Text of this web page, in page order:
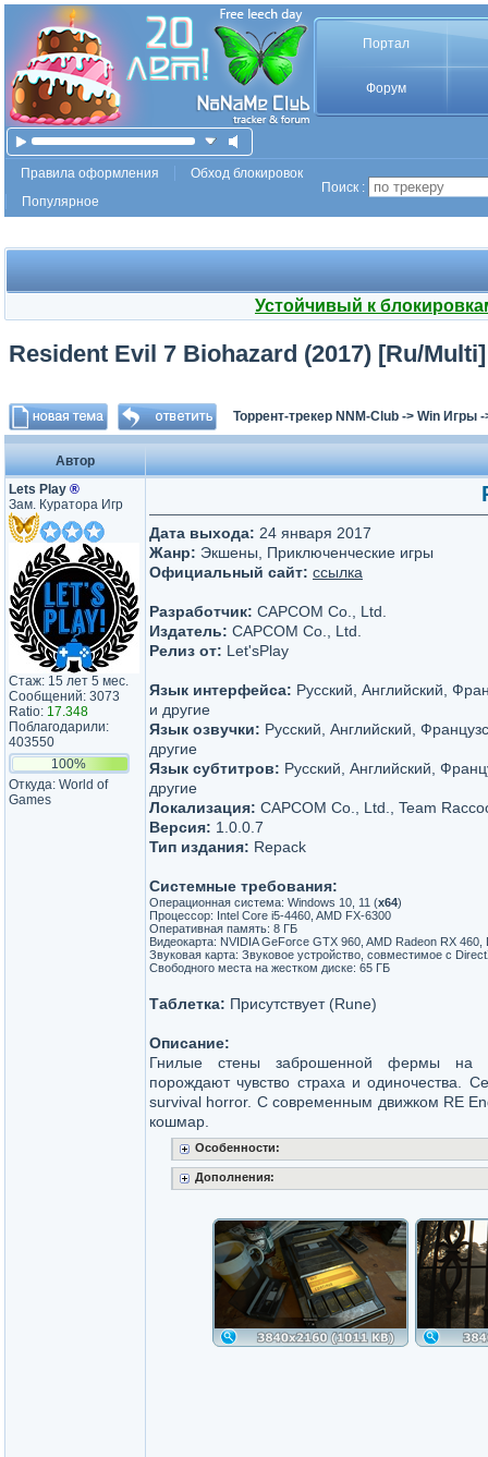
Портал
Форум
Правила оформления
Обход блокировок
Популярное
Поиск :
Устойчивый к
Resident Evil 7 Biohazard (2017) [Ru/
Торрент-трекер NNM-Club -> Win Игры
Автор
Lets Play ®
Зам. Куратора Игр
Стаж: 15 лет 5 мес.
Сообщений: 3073
Ratio: 17.348
Поблагодарили:
403550
100%
Откуда: World of
Games
Дата выхода: 24 января 2017
Жанр: Экшены, Приключенческие игры
Официальный сайт: ссылка
Разработчик: CAPCOM Co., Ltd.
Издатель: CAPCOM Co., Ltd.
Релиз от: Let'sРlay
Язык интерфейса: Русский, Английский,
и другие
Язык озвучки: Русский, Английский,
другие
Язык субтитров: Русский, Английский,
другие
Локализация: CAPCOM Co., Ltd., Team
Версия: 1.0.0.7
Тип издания: Repack
Системные требования:
Операционная система: Windows 10, 11 (x64)
Процессор: Intel Core i5-4460, AMD FX-6300
Оперативная память: 8 ГБ
Видеокарта: NVIDIA GeForce GTX 960, AMD Radeon RX 460,
Звуковая карта: Звуковое устройство, совместимое с
Свободного места на жестком диске: 65 ГБ
Таблетка: Присутствует (Rune)
Описание:
Гнилые стены заброшенной фермы на
порождают чувство страха и одиночества.
survival horror. С современным движком RE
кошмар.
Особенности:
Дополнения: